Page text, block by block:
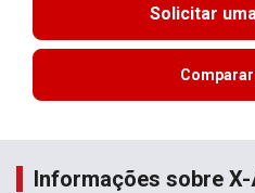
Solicitar
Informações sobre X-